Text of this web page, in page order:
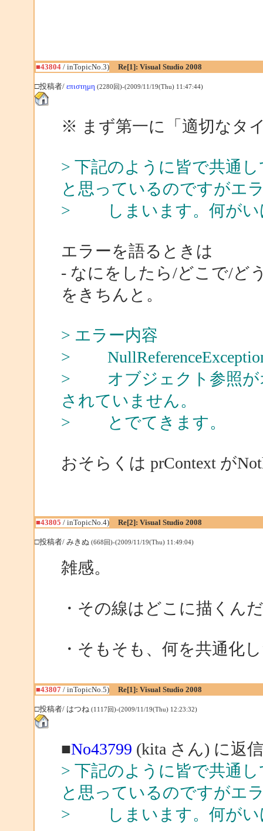
■43804/ inTopicNo.3) Re[1]: Visual Studio 2008
□投稿者/ επιστημη (2280回)-(2009/11/19(Thu) 11:47:44)
※ まず第一に「適切なタ
> 下記のように皆で共通
と思っているのですがエ
> しまいます。何が
エラーを語るときは
- なにをしたら/どこで/ど
をきちんと。
> エラー内容
>
> オブジェクト参照が
されていません。
> とでてきます。
おそらくは prContext が
■43805 / inTopicNo.4) Re[2]: Visual Studio 2008
□投稿者/ みきぬ (668回)-(2009/11/19(Thu) 11:49:04)
雑感。
・その線はどこに描くん
・そもそも、何を共通化
■43807/ inTopicNo.5) Re[1]: Visual Studio 2008
□投稿者/ はつね (1117回)-(2009/11/19(Thu) 12:23:32)
■No43799 (kita さん) に返信
> 下記のように皆で共通
と思っているのですがエ
> しまいます。何が